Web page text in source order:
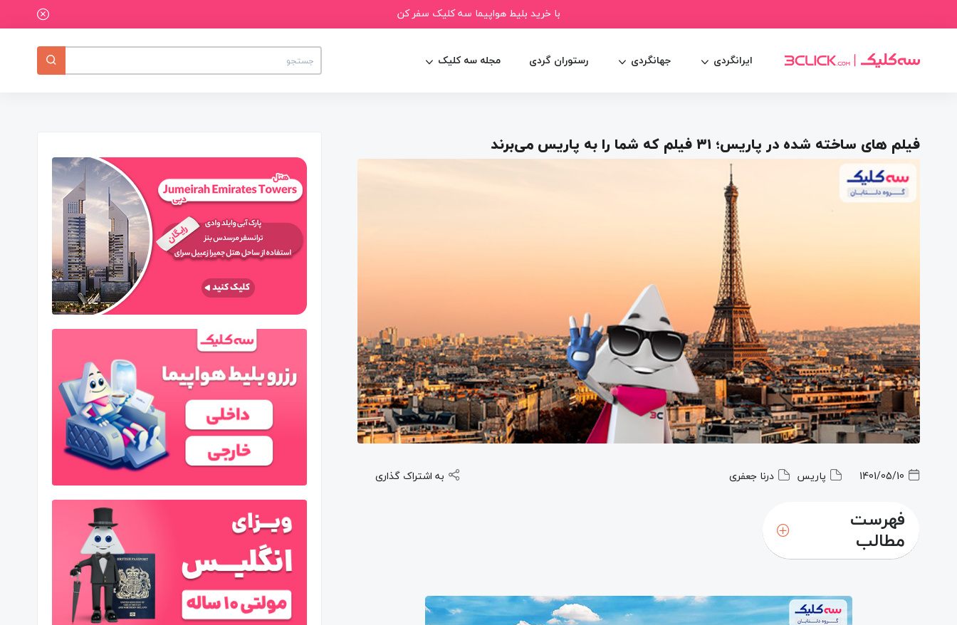
با خرید بلیط هواپیما سه کلیک سفر کن
ایرانگردی جهانگردی رستوران گردی مجله سه کلیک
فیلم های ساخته شده در پاریس؛ ۳۱ فیلم که شما را به پاریس می‌برند
1401/05/10 پاریس درنا جعفری به اشتراک گذاری
فهرست
مطالب